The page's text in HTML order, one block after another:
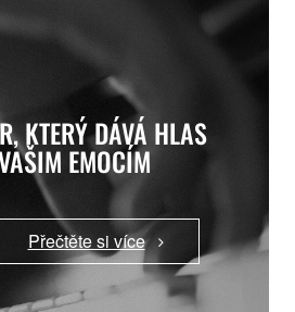
KTERÝ DÁVÁ HLAS
EMOCÍM
Přečtěte si více